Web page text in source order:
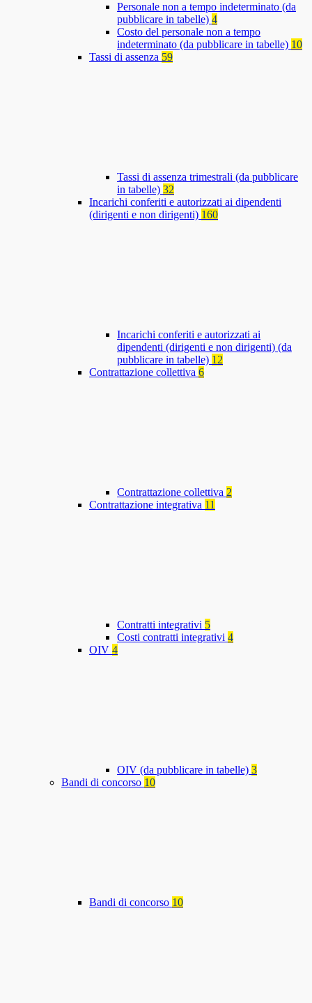
Personale non a tempo indeterminato (da
pubblicare in tabelle) 4
Costo del personale non a tempo
indeterminato (da pubblicare in tabelle) 10
Tassi di assenza 59
Tassi di assenza trimestrali (da pubblicare
in tabelle) 32
Incarichi conferiti e autorizzati ai dipendenti
(dirigenti e non dirigenti) 160
Incarichi conferiti e autorizzati ai
dipendenti (dirigenti e non dirigenti) (da
pubblicare in tabelle) 12
Contrattazione collettiva 6
Contrattazione collettiva 2
Contrattazione integrativa 11
Contratti integrativi 5
Costi contratti integrativi 4
OIV 4
OIV (da pubblicare in tabelle) 3
Bandi di concorso 10
Bandi di concorso 10